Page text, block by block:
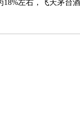
右，飞天茅台酒零